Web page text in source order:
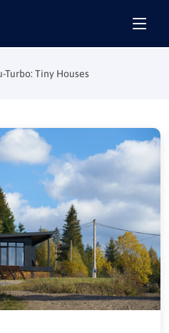
Turbo: Tiny Houses